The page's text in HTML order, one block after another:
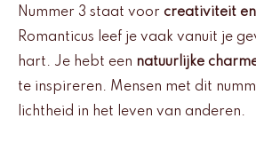
Nummer 3 staat voor creativiteit
Romanticus leef je vaak vanuit je
hart. Je hebt een natuurlijke
te inspireren. Mensen met dit
lichtheid in het leven van anderen.